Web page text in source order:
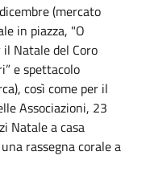
(mercato
in piazza, "O
Natale del Coro
e spettacolo
così come per il
Associazioni, 23
Natale a casa
rassegna corale a